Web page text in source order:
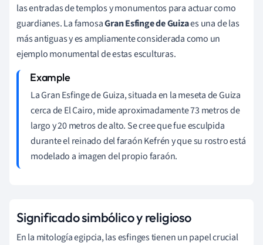
las entradas de templos y monumentos para actuar como
guardianes. La famosaGran Esfinge de Guizaes una de las
más antiguas y es ampliamente considerada como un
ejemplo monumental de estas esculturas.
La Gran Esfinge de Guiza, situada en la meseta de Guiza
cerca de El Cairo, mide aproximadamente 73 metros de
largo y 20 metros de alto. Se cree que fue esculpida
durante el reinado del faraón Kefrén y que su rostro está
modelado a imagen del propio faraón.
Significado simbólico y religioso
En la mitología egipcia, las esfinges tienen un papel crucial